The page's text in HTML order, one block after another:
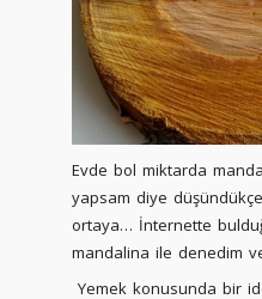
Evde bol miktarda
yapsam diye
ortaya… İnternette
mandalina ile denedim
Yemek konusunda bir